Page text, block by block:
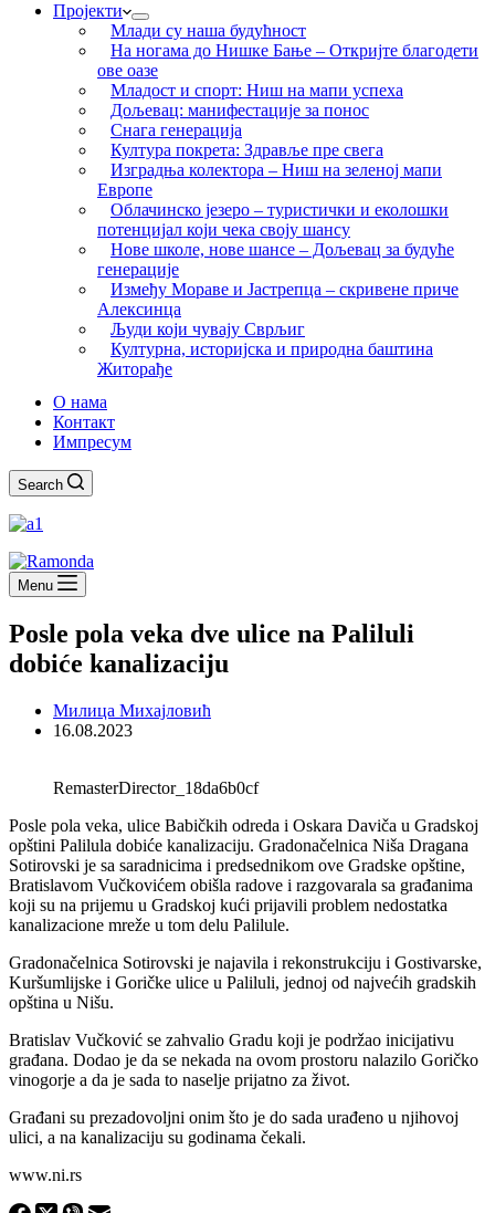
Пројекти
Млади су наша будућност
На ногама до Нишке Бање – Откријте благодети
ове оазе
Младост и спорт: Ниш на мапи успеха
Дољевац: манифестације за понос
Снага генерација
Култура покрета: Здравље пре свега
Изградња колектора – Ниш на зеленој мапи
Европе
Облачинско језеро – туристички и еколошки
потенцијал који чека своју шансу
Нове школе, нове шансе – Дољевац за будуће
генерације
Између Мораве и Јастрепца – скривене приче
Алексинца
Људи који чувају Сврљиг
Културна, историјска и природна баштина
Житорађе
О нама
Контакт
Импресум
Search
Menu
Posle pola veka dve ulice na Paliluli
dobiće kanalizaciju
Милица Михајловић
16.08.2023
RemasterDirector_18da6b0cf
Posle pola veka, ulice Babičkih odreda i Oskara Daviča u Gradskoj
opštini Palilula dobiće kanalizaciju. Gradonačelnica Niša Dragana
Sotirovski je sa saradnicima i predsednikom ove Gradske opštine,
Bratislavom Vučkovićem obišla radove i razgovarala sa građanima
koji su na prijemu u Gradskoj kući prijavili problem nedostatka
kanalizacione mreže u tom delu Palilule.
Gradonačelnica Sotirovski je najavila i rekonstrukciju i Gostivarske,
Kuršumlijske i Goričke ulice u Paliluli, jednoj od najvećih gradskih
opština u Nišu.
Bratislav Vučković se zahvalio Gradu koji je podržao inicijativu
građana. Dodao je da se nekada na ovom prostoru nalazilo Goričko
vinogorje a da je sada to naselje prijatno za život.
Građani su prezadovoljni onim što je do sada urađeno u njihovoj
ulici, a na kanalizaciju su godinama čekali.
www.ni.rs